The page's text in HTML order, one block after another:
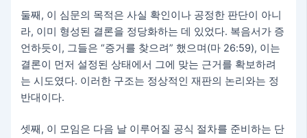
둘째, 이 심문의 목적은 사실 확인이나 공정한 판단이 아니
라, 이미 형성된 결론을 정당화하는 데 있었다. 복음서가 증
언하듯이, 그들은 “증거를 찾으려” 했으며(마 26:59), 이는
결론이 먼저 설정된 상태에서 그에 맞는 근거를 확보하려
는 시도였다. 이러한 구조는 정상적인 재판의 논리와는 정
반대이다.
셋째, 이 모임은 다음 날 이루어질 공식 절차를 준비하는 단